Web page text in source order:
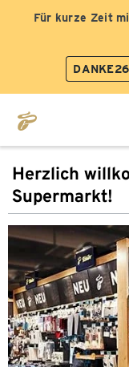
Für kurze Zeit
DANKE26
Herzlich
Supermarkt!